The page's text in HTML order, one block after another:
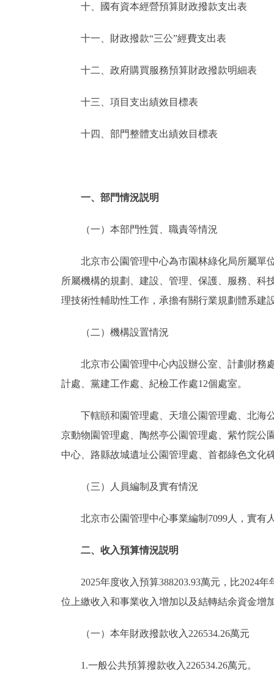
十、國有資本經營預算財政撥款支出表
十一、財政撥款“三公”經費支出表
十二、政府購買服務預算財政撥款明細表
十三、項目支出績效目標表
十四、部門整體支出績效目標表
一、部門情況説明
（一）本部門性質、職責等情況
北京市公園管理中心為市園林綠化局所屬單位
所屬機構的規劃、建設、管理、保護、服務、
理技術性輔助性工作，承擔有關行業規劃體系建
（二）機構設置情況
北京市公園管理中心內設辦公室、計劃財務處
計處、黨建工作處、紀檢工作處12個處室。
下轄頤和園管理處、天壇公園管理處、北海公
京動物園管理處、陶然亭公園管理處、紫竹院公
中心、路縣故城遺址公園管理處、首都綠色文化
（三）人員編制及實有情況
北京市公園管理中心事業編制7099人，實有人
二、收入預算情況説明
2025年度收入預算388203.93萬元，比2024年
位上繳收入和事業收入增加以及結轉結余資金增
（一）本年財政撥款收入226534.26萬元
1.一般公共預算撥款收入226534.26萬元。